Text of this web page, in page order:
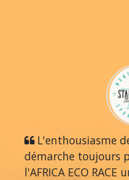
L'enthousiasme
démarche toujours
l'AFRICA ECO RACE